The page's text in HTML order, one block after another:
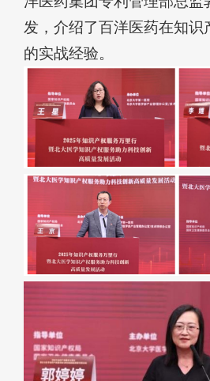
发，介绍了百洋医药在知识
的实战经验。